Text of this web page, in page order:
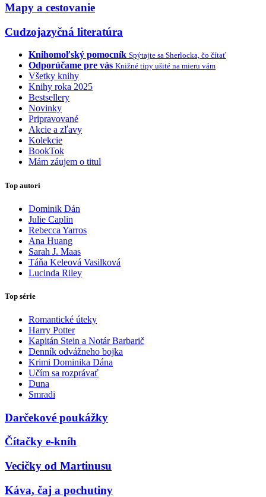
Mapy a cestovanie
Cudzojazyčná literatúra
Knihomoľský pomocník Spýtajte sa Sherlocka, čo čítať
Odporúčame pre vás Knižné tipy ušité na mieru vám
Všetky knihy
Knihy roka 2025
Bestsellery
Novinky
Pripravované
Akcie a zľavy
Kolekcie
BookTok
Mám záujem o titul
Top autori
Dominik Dán
Julie Caplin
Rebecca Yarros
Ana Huang
Sarah J. Maas
Táňa Keleová Vasilková
Lucinda Riley
Top série
Romantické úteky
Harry Potter
Kapitán Stein a Notár Barbarič
Denník odvážneho bojka
Krimi Dominika Dána
Učím sa rozprávať
Duna
Smradi
Darčekové poukážky
Čítačky e-kníh
Vecičky od Martinusu
Káva, čaj a pochutiny